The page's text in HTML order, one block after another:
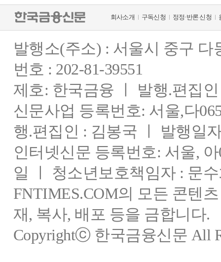
회사소개 구독신청 정정·반론 신청
발행소(주소) : 서울시 중구
번호 : 202-81-39551
제호: 한국금융 ㅣ 발행.편집
신문사업 등록번호: 서울,다
행.편집인 : 김봉국 ㅣ 발행일
인터넷신문 등록번호: 서울,
일 ㅣ 청소년보호책임자 : 문
FNTIMES.COM의 모든 콘텐
재, 복사, 배포 등을 금합니다.
Copyrightⓒ 한국금융신문 All